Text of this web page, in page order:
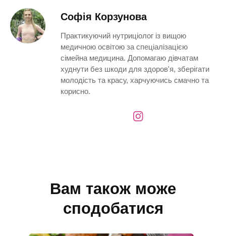
Софія Корзунова
Практикуючий нутриціолог із вищою
медичною освітою за спеціалізацією
сімейна медицина. Допомагаю дівчатам
худнути без шкоди для здоров'я, зберігати
молодість та красу, харчуючись смачно та
корисно.
Вам також може
сподобатися